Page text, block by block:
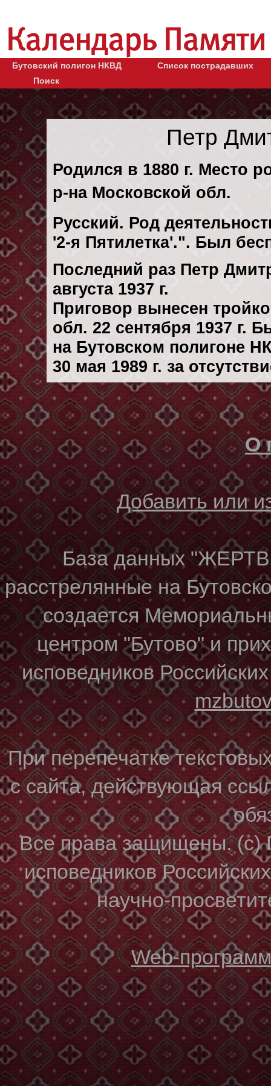
Бутовский полигон НКВД
Список пострадавших
Поиск
Петр
Родился в 1880 г. Место
р-на Московской обл.
Русский. Род
'2-я Пятилетка'.". Был
Последний раз Петр
августа 1937 г.
Приговор вынесен
обл. 22 сентября 1937 г.
на Бутовском полигоне
30 мая 1989 г. за
О
Добавить или
База данных
расстрелянные на
создается
центром "Бутово" и
исповедников
При перепечатке
с сайта, действующая
Все права защищены. (с)
исповедников
научно-
Web-